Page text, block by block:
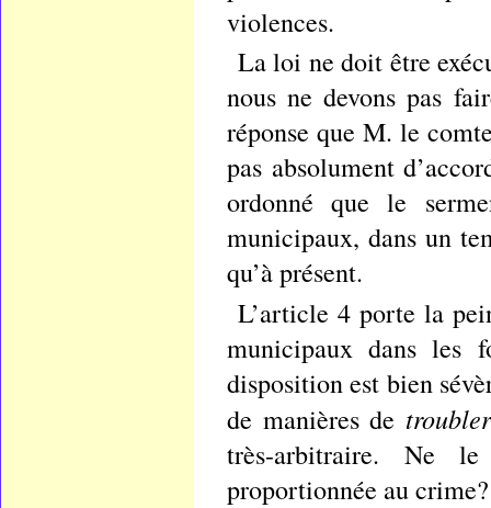
violences.
La loi ne doit être
nous ne devons pas
réponse que M. le
pas absolument
ordonné que le
municipaux, dans un
qu’à présent.
L’article 4 porte la
municipaux dans les
disposition est bien
de manières de troubler
très-arbitraire. Ne
proportionnée au crime?